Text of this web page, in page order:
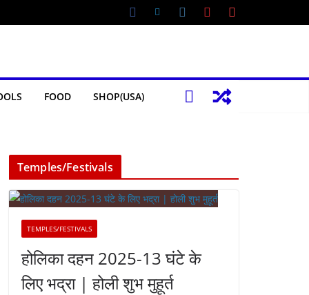
FOOD SHOP(USA)
Temples/Festivals
TEMPLES/FESTIVALS
होलिका दहन 2025-13 घंटे के
लिए भद्रा | होली शुभ मुहूर्त